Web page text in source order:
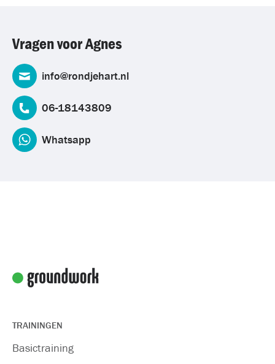
Vragen voor Agnes
info@rondjehart.nl
06-18143809
Whatsapp
TRAININGEN
Basictraining